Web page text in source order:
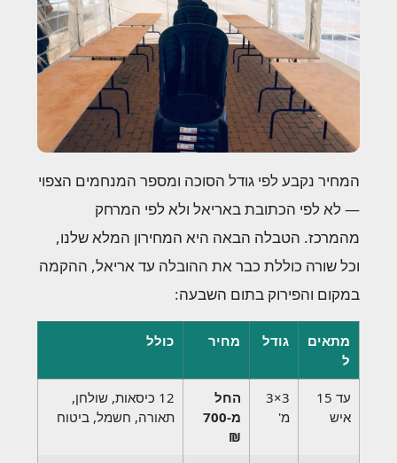
המחיר נקבע לפי גודל הסוכה ומספר המנחמים הצפוי
— לא לפי הכתובת באריאל ולא לפי המרחק
מהמרכז. הטבלה הבאה היא המחירון המלא שלנו,
וכל שורה כוללת כבר את ההובלה עד אריאל, ההקמה
במקום והפירוק בתום השבעה:
מתאים
ל
גודל מחיר כולל
עד 15
איש
3×3
מ'
החל
מ-700
₪
12 כיסאות, שולחן,
תאורה, חשמל, ביטוח